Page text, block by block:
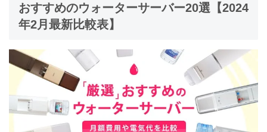
おすすめのウォーターサーバー20選【2024
年2月最新比較表】